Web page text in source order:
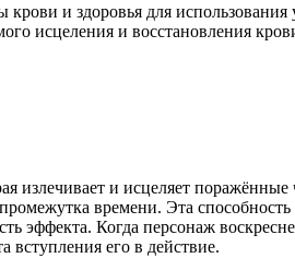
и здоровья для
исцеления и восстановления
излечивает и исцеляет
времени. Эта
эффекта. Когда персонаж
вступления его в действие.